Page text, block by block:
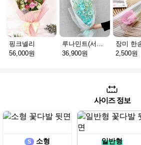
핑크넬리
56,000원
36,900원
2,500원
사이즈 정보
S 소형 일반형